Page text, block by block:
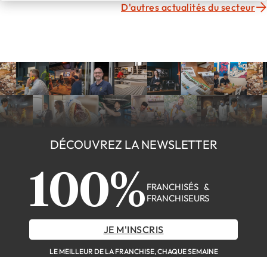
D'autres actualités du secteur
DÉCOUVREZ LA NEWSLETTER
100% FRANCHISÉS &
FRANCHISEURS
JE M'INSCRIS
LE MEILLEUR DE LA FRANCHISE, CHAQUE SEMAINE